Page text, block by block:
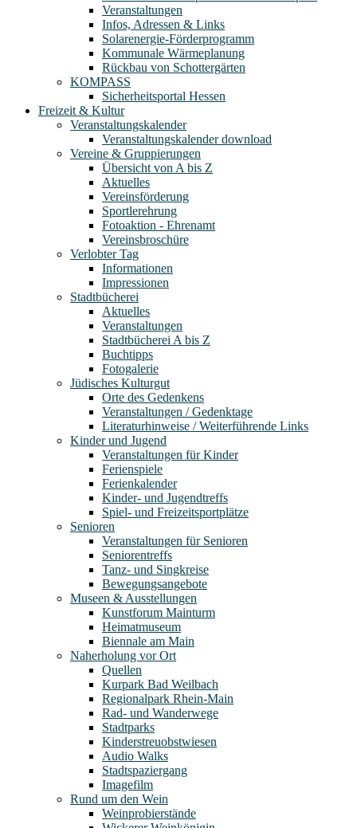
Veranstaltungen
Infos, Adressen & Links
Solarenergie-Förderprogramm
Kommunale Wärmeplanung
Rückbau von Schottergärten
KOMPASS
Sicherheitsportal Hessen
Freizeit & Kultur
Veranstaltungskalender
Veranstaltungskalender download
Vereine & Gruppierungen
Übersicht von A bis Z
Aktuelles
Vereinsförderung
Sportlerehrung
Fotoaktion - Ehrenamt
Vereinsbroschüre
Verlobter Tag
Informationen
Impressionen
Stadtbücherei
Aktuelles
Veranstaltungen
Stadtbücherei A bis Z
Buchtipps
Fotogalerie
Jüdisches Kulturgut
Orte des Gedenkens
Veranstaltungen / Gedenktage
Literaturhinweise / Weiterführende Links
Kinder und Jugend
Veranstaltungen für Kinder
Ferienspiele
Ferienkalender
Kinder- und Jugendtreffs
Spiel- und Freizeitsportplätze
Senioren
Veranstaltungen für Senioren
Seniorentreffs
Tanz- und Singkreise
Bewegungsangebote
Museen & Ausstellungen
Kunstforum Mainturm
Heimatmuseum
Biennale am Main
Naherholung vor Ort
Quellen
Kurpark Bad Weilbach
Regionalpark Rhein-Main
Rad- und Wanderwege
Stadtparks
Kinderstreuobstwiesen
Audio Walks
Stadtspaziergang
Imagefilm
Rund um den Wein
Weinprobierstände